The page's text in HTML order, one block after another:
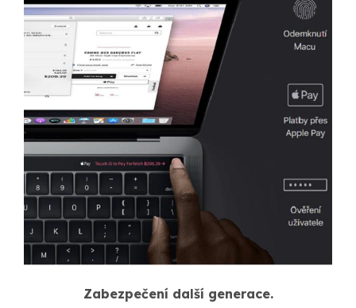
Zabezpečení další generace.